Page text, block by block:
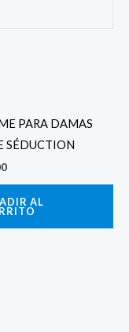
PARA DAMAS
SÉDUCTION
AL